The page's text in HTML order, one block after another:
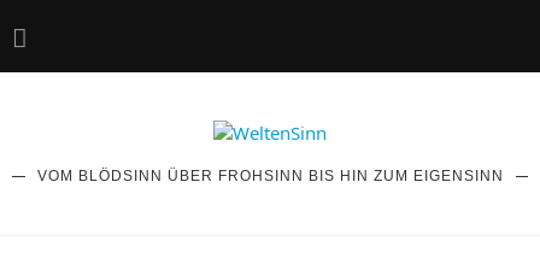
VOM BLÖDSINN ÜBER FROHSINN BIS HIN ZUM EIGENSINN